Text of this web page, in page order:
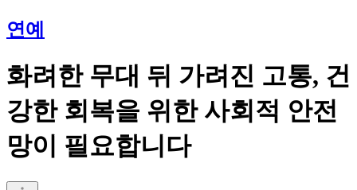
연예
화려한 무대 뒤 가려진 고통, 건
강한 회복을 위한 사회적 안전
망이 필요합니다